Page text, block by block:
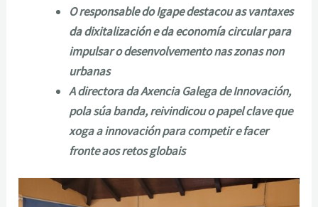
O responsable do Igape destacou as vantaxes
da dixitalización e da economía circular para
impulsar o desenvolvemento nas zonas non
urbanas
A directora da Axencia Galega de Innovación,
pola súa banda, reivindicou o papel clave que
xoga a innovación para competir e facer
fronte aos retos globais